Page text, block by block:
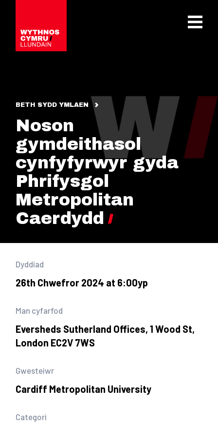
OPEN
BETH SYDD YMLAEN
Noson
gymdeithasol
cynfyfyrwyr gyda
Phrifysgol
Metropolitan
Caerdydd
Dyddiad
26th Chwefror 2024 at 6:00yp
Man cyfarfod
Eversheds Sutherland Offices, 1 Wood St,
London EC2V 7WS
Gwesteiwr
Cardiff Metropolitan University
Categori